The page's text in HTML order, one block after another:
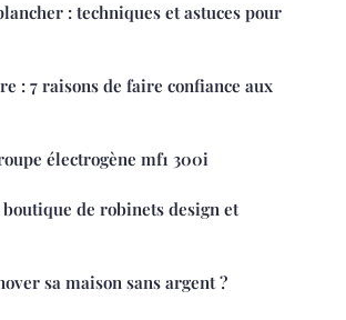
: techniques et astuces pour
: 7 raisons de faire confiance aux
électrogène mf1 300i
de robinets design et
sa maison sans argent ?